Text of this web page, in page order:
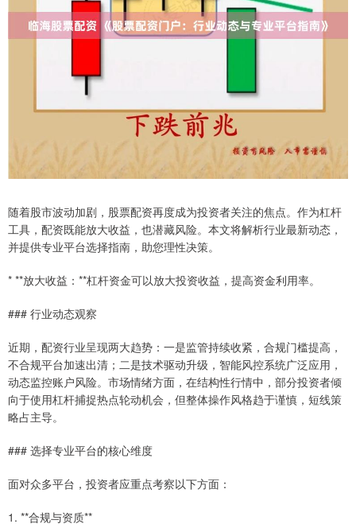
随着股市波动加剧，股票配资再度成为投资者关注的焦点。作为杠杆
工具，配资既能放大收益，也潜藏风险。本文将解析行业最新动态，
并提供专业平台选择指南，助您理性决策。
* **放大收益：**杠杆资金可以放大投资收益，提高资金利用率。
### 行业动态观察
近期，配资行业呈现两大趋势：一是监管持续收紧，合规门槛提高，
不合规平台加速出清；二是技术驱动升级，智能风控系统广泛应用，
动态监控账户风险。市场情绪方面，在结构性行情中，部分投资者倾
向于使用杠杆捕捉热点轮动机会，但整体操作风格趋于谨慎，短线策
略占主导。
### 选择专业平台的核心维度
面对众多平台，投资者应重点考察以下方面：
1. **合规与资质**